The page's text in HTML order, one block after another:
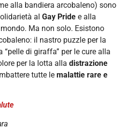
alla bandiera arcobaleno) sono
al Gay Pride e alla
Ma non solo. Esistono
il nastro puzzle per la
“pelle di giraffa” per le cure alla
per la lotta alla distrazione
tutte le malattie rare e